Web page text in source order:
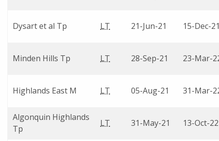
Dysart et al Tp LT 21-Jun-21 15-Dec-
Minden Hills Tp LT 28-Sep-21 23-Mar-
Highlands East M LT 05-Aug-21 31-Mar-
Algonquin Highlands
Tp
LT 31-May-21 13-Oct-22